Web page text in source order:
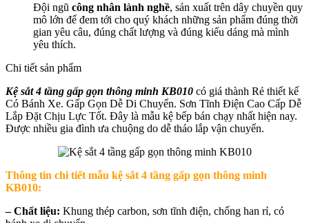
Đội ngũ công nhân lành nghề, sản xuất trên dây chuyền quy
mô lớn để đem tới cho quý khách những sản phẩm đúng thời
gian yêu câu, đúng chất lượng và đúng kiểu dáng mà mình
yêu thích.
Chi tiết sản phẩm
Kệ sắt 4 tầng gấp gọn thông minh KB010 có giá thành Rẻ thiết kế
Có Bánh Xe. Gấp Gọn Dễ Di Chuyển. Sơn Tĩnh Điện Cao Cấp Dễ
Lắp Đặt Chịu Lực Tốt. Đây là mẫu kệ bếp bán chạy nhất hiện nay.
Được nhiều gia đình ưa chuộng do dễ tháo lắp vận chuyển.
Thông tin chi tiết mẫu kệ sắt 4 tầng gấp gọn thông minh
KB010:
– Chất liệu: Khung thép carbon, sơn tĩnh điện, chống han rỉ, có